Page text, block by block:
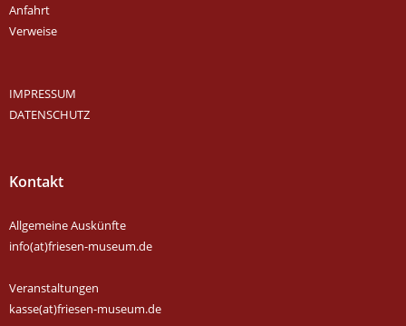
Anfahrt
Verweise
IMPRESSUM
DATENSCHUTZ
Kontakt
Allgemeine Auskünfte
info(at)friesen-museum.de
Veranstaltungen
kasse(at)friesen-museum.de